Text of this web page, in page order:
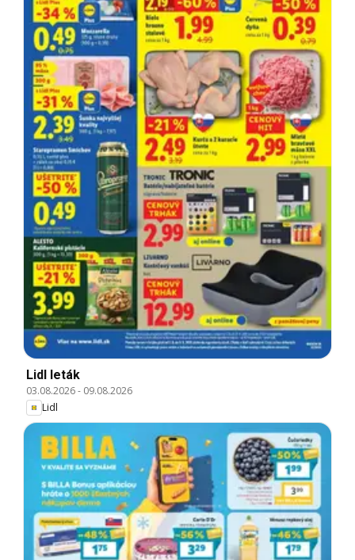
Lidl leták
03.08.2026- 09.08.2026
Lidl